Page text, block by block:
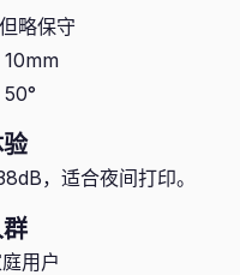
略保守
10mm
，适合夜间打印。
用户